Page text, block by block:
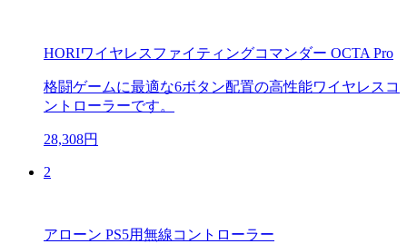
HORIワイヤレスファイティングコマンダー OCTA Pro
格闘ゲームに最適な6ボタン配置の高性能ワイヤレスコ
ントローラーです。
28,308円
2
アローン PS5用無線コントローラー